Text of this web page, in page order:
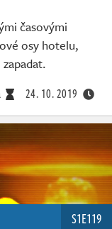
časovými
osy hotelu,
24. 10. 2019
S1E119